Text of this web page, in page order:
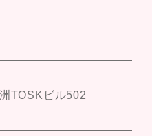
TOSKビル502